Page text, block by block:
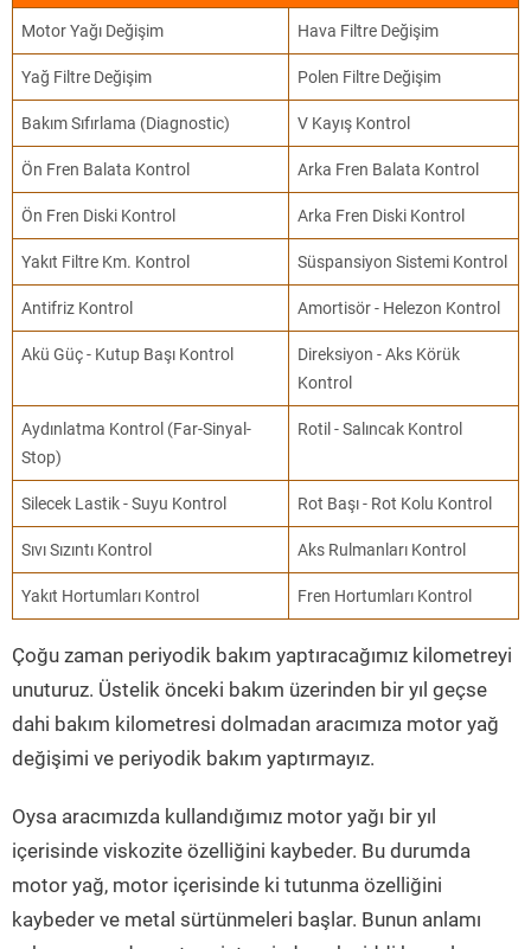
Motor Yağı Değişim Hava Filtre Değişim
Yağ Filtre Değişim Polen Filtre Değişim
Bakım Sıfırlama (Diagnostic) V Kayış Kontrol
Ön Fren Balata Kontrol Arka Fren Balata Kontrol
Ön Fren Diski Kontrol Arka Fren Diski Kontrol
Yakıt Filtre Km. Kontrol Süspansiyon Sistemi Kontrol
Antifriz Kontrol Amortisör - Helezon Kontrol
Akü Güç - Kutup Başı Kontrol
Direksiyon - Aks Körük
Kontrol
Aydınlatma Kontrol (Far-Sinyal-
Stop)
Rotil - Salıncak Kontrol
Silecek Lastik - Suyu Kontrol Rot Başı - Rot Kolu Kontrol
Sıvı Sızıntı Kontrol Aks Rulmanları Kontrol
Yakıt Hortumları Kontrol Fren Hortumları Kontrol
Çoğu zaman periyodik bakım yaptıracağımız kilometreyi
unuturuz. Üstelik önceki bakım üzerinden bir yıl geçse
dahi bakım kilometresi dolmadan aracımıza motor yağ
değişimi ve periyodik bakım yaptırmayız.
Oysa aracımızda kullandığımız motor yağı bir yıl
içerisinde viskozite özelliğini kaybeder. Bu durumda
motor yağ, motor içerisinde ki tutunma özelliğini
kaybeder ve metal sürtünmeleri başlar. Bunun anlamı